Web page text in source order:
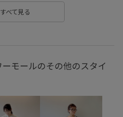
フェイクレザー
ス ベルト ベーシック
ヤード風 ヴィンテージ
型崩れしにくい 大人カジュアル
すべて見る
モールのその他のスタイ